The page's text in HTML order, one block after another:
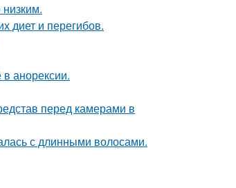
диет и перегибов.
анорексии.
перед камерами в
с длинными волосами.